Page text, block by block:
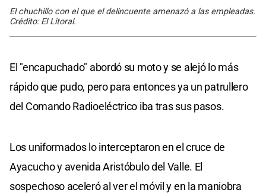
El chuchillo con el que el delincuente amenazó a las empleadas.
Crédito: El Litoral.
El "encapuchado" abordó su moto y se alejó lo más
rápido que pudo, pero para entonces ya un patrullero
del Comando Radioeléctrico iba tras sus pasos.
Los uniformados lo interceptaron en el cruce de
Ayacucho y avenida Aristóbulo del Valle. El
sospechoso aceleró al ver el móvil y en la maniobra